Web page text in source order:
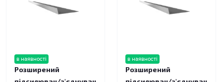
в наявності
Розширений
в наявності
Розширений